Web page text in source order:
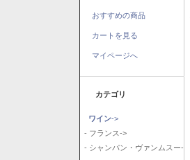
おすすめの商品
カートを見る
マイページへ
カテゴリ
ワイン->
- フランス->
- シャンパン・ヴァンムスー-